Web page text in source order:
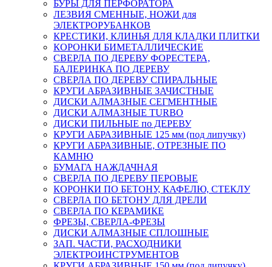
БУРЫ ДЛЯ ПЕРФОРАТОРА
ЛЕЗВИЯ СМЕННЫЕ, НОЖИ для
ЭЛЕКТРОРУБАНКОВ
КРЕСТИКИ, КЛИНЬЯ ДЛЯ КЛАДКИ ПЛИТКИ
КОРОНКИ БИМЕТАЛЛИЧЕСКИЕ
СВЕРЛА ПО ДЕРЕВУ ФОРЕСТЕРА,
БАЛЕРИНКА ПО ДЕРЕВУ
СВЕРЛА ПО ДЕРЕВУ СПИРАЛЬНЫЕ
КРУГИ АБРАЗИВНЫЕ ЗАЧИСТНЫЕ
ДИСКИ АЛМАЗНЫЕ СЕГМЕНТНЫЕ
ДИСКИ АЛМАЗНЫЕ TURBO
ДИСКИ ПИЛЬНЫЕ по ДЕРЕВУ
КРУГИ АБРАЗИВНЫЕ 125 мм (под липучку)
КРУГИ АБРАЗИВНЫЕ, ОТРЕЗНЫЕ ПО
КАМНЮ
БУМАГА НАЖДАЧНАЯ
СВЕРЛА ПО ДЕРЕВУ ПЕРОВЫЕ
КОРОНКИ ПО БЕТОНУ, КАФЕЛЮ, СТЕКЛУ
СВЕРЛА ПО БЕТОНУ ДЛЯ ДРЕЛИ
СВЕРЛА ПО КЕРАМИКЕ
ФРЕЗЫ, СВЕРЛА-ФРЕЗЫ
ДИСКИ АЛМАЗНЫЕ СПЛОШНЫЕ
ЗАП. ЧАСТИ, РАСХОДНИКИ
ЭЛЕКТРОИНСТРУМЕНТОВ